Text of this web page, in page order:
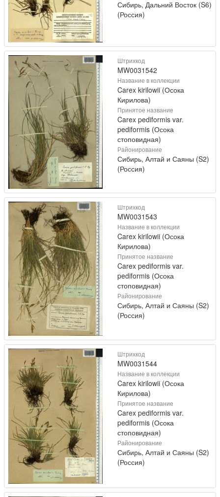
Сибирь, Дальний Восток (S6)
(Россия)
Штрихкод
MW0031542
Название в коллекции
Carex kirilowii (Осока
Кирилова)
Принятое название
Carex pediformis var.
pediformis (Осока
стоповидная)
Районирование
Сибирь, Алтай и Саяны (S2)
(Россия)
Штрихкод
MW0031543
Название в коллекции
Carex kirilowii (Осока
Кирилова)
Принятое название
Carex pediformis var.
pediformis (Осока
стоповидная)
Районирование
Сибирь, Алтай и Саяны (S2)
(Россия)
Штрихкод
MW0031544
Название в коллекции
Carex kirilowii (Осока
Кирилова)
Принятое название
Carex pediformis var.
pediformis (Осока
стоповидная)
Районирование
Сибирь, Алтай и Саяны (S2)
(Россия)